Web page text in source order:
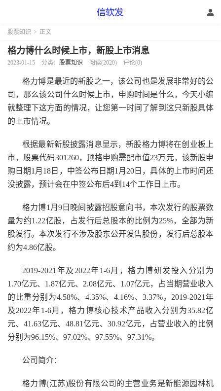
股票知识 > 正文
格力博什么时候上市，新股上市消息
2023-01-15 分类： 股票知识 阅读(2020) 评论(0)
格力博是最近的新股之一，该公司也是发展非常好的公
司，那么该公司什么时候上市，申购时间是什么，今天小编
就整理下这方面的情况，让您第一时间了解到这只新股具体
的上市情况。
根据最新新股披露消息显示，新股格力博将在创业板上
市，股票代码301260，顶格申购需配市值23万元，该新股申
购日期1月18日，中签公布日期1月20日，具体的上市时间还
没披露，预计会在中签公布后4到14个工作日上市。
格力博1月9日晚间披露招股意向书，本次发行的股票数
量为约1.22亿股，占发行后总股本的比例为25%，全部为新
股发行。本次发行不涉及股东公开发售股份，发行后总股本
约为4.86亿股。
2019-2021年及2022年1-6月，格力博研发投入分别为
1.70亿元、1.87亿元、2.08亿元、1.07亿元，占当期营业收入
的比重分别为4.58%、4.35%、4.16%、3.37%。2019-2021年
及2022年1-6月，格力博核心技术产品收入分别为35.82亿
元、41.63亿元、48.81亿元、30.92亿元，占营业收入的比例
分别为96.15%、97.02%、97.55%、97.31%。
公司简介：
格力博(江苏)股份有限公司的主营业务是新能源园林机